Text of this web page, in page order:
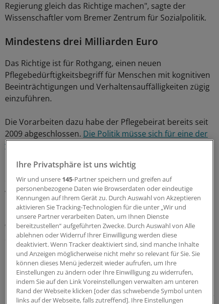
Regierung gleich das Richtige machen", sagte der
Wissenschaftler vom Bremer Zentrum für Sozialpolitik.
Mindestens drei Milliarden Euro
Das Richtige ist für Rothgang, einen neuen
Pflegebedürftigkeitsbegriff für Menschen mit kognitiven
Beeinträchtigungen und Verhaltensauffälligkeiten zügig
einzuführen.
Die Vorarbeiten dazu habe der Pflegebeirat bereits seit
2009 abgeschlossen. Die Politik müsse sich für eine der
vorliegenden Varianten entscheiden
Dabei müssten die Pflegepolitiker berücksichtigen, dass
ein neuer Pflegebedürftigkeitsbegriff zu Mehrausgaben
von mindestens drei Milliarden Euro führe. Dies müsse
bei einer Beitragssatzerhöhung berücksichtigt werden.
Weniger zusätzliches Geld bedeute, dass die Ausweitung
des Pflegebedürftigkeitsbegriffes zu Lasten der heutigen
Pflegegeldbezieher gehe.
Regierung rechnet mit einer Milliarde mehr
Bislang plant die Regierung, bereits ab kommendem Jahr
Ihre Privatsphäre ist uns wichtig
Wir und unsere 145-Partner speichern und greifen auf
personenbezogene Daten wie Browserdaten oder eindeutige
Kennungen auf Ihrem Gerät zu. Durch Auswahl von Akzeptieren
aktivieren Sie Tracking-Technologien für die unter „Wir und
unsere Partner verarbeiten Daten, um Ihnen Dienste
bereitzustellen“ aufgeführten Zwecke. Durch Auswahl von Alle
ablehnen oder Widerruf Ihrer Einwilligung werden diese
deaktiviert. Wenn Tracker deaktiviert sind, sind manche Inhalte
und Anzeigen möglicherweise nicht mehr so relevant für Sie. Sie
können dieses Menü jederzeit wieder aufrufen, um Ihre
Einstellungen zu ändern oder Ihre Einwilligung zu widerrufen,
indem Sie auf den Link Voreinstellungen verwalten am unteren
Rand der Webseite klicken [oder das schwebende Symbol unten
links auf der Webseite, falls zutreffend]. Ihre Einstellungen